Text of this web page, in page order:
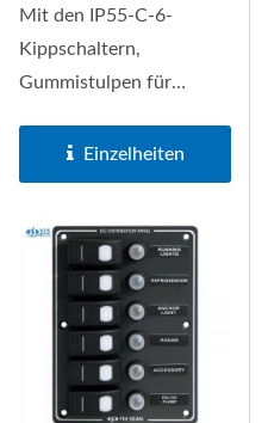
Mit den IP55-C-6-
Kippschaltern,
Gummistulpen für
robusten
Aluminiumfront...
Einzelheiten